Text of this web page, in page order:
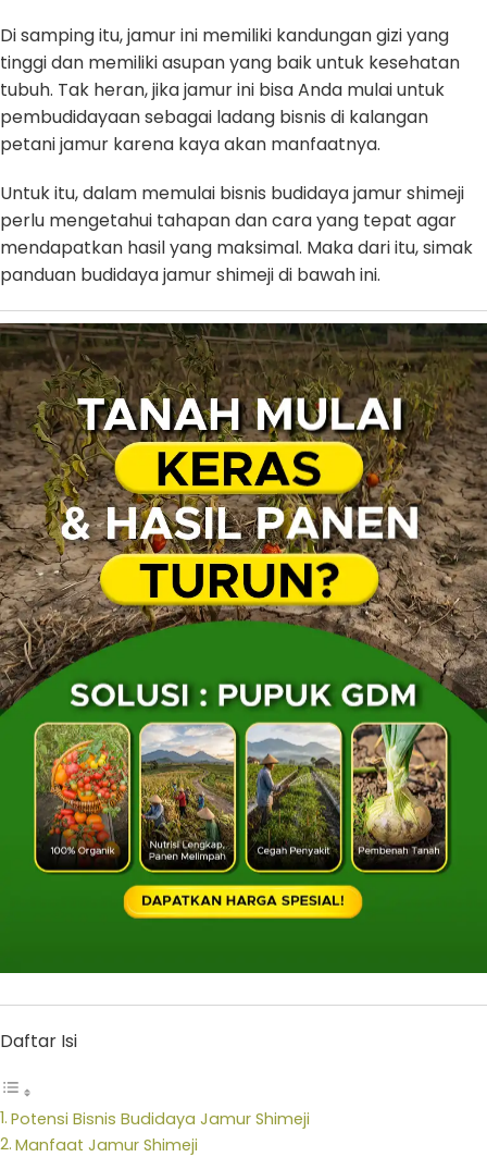
Di samping itu, jamur ini memiliki kandungan gizi yang
tinggi dan memiliki asupan yang baik untuk kesehatan
tubuh. Tak heran, jika jamur ini bisa Anda mulai untuk
pembudidayaan sebagai ladang bisnis di kalangan
petani jamur karena kaya akan manfaatnya.
Untuk itu, dalam memulai bisnis budidaya jamur shimeji
perlu mengetahui tahapan dan cara yang tepat agar
mendapatkan hasil yang maksimal. Maka dari itu, simak
panduan budidaya jamur shimeji di bawah ini.
Daftar Isi
Potensi Bisnis Budidaya Jamur Shimeji
Manfaat Jamur Shimeji